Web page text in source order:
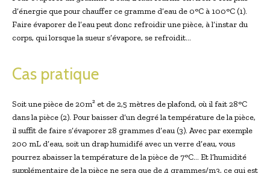
d’énergie que pour chauffer ce gramme d’eau de 0°C à 100°C (1).
Faire évaporer de l’eau peut donc refroidir une pièce, à l’instar du
corps, qui lorsque la sueur s’évapore, se refroidit…
Cas pratique
Soit une pièce de 20m² et de 2,5 mètres de plafond, où il fait 28°C
dans la pièce (2). Pour baisser d’un degré la température de la pièce,
il suffit de faire s’évaporer 28 grammes d’eau (3). Avec par exemple
200 mL d’eau, soit un drap humidifé avec un verre d’eau, vous
pourrez abaisser la température de la pièce de 7°C… Et l’humidité
supplémentaire de la pièce ne sera que de 4 grammes/m3, ce qui est